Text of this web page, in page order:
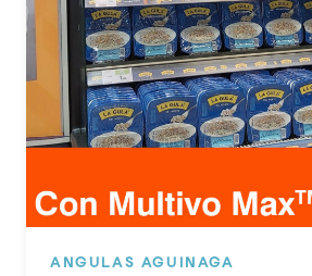
ANGULAS AGUINAGA